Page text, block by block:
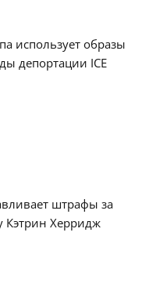
использует образы
депортации ICE
штрафы за
Кэтрин Херридж